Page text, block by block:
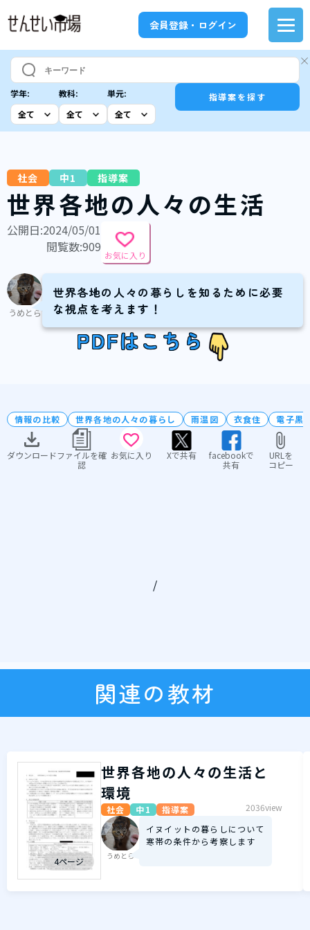
会員登録・ログイン
学年: 教科: 単元: 指導案を探す
社会 中1 指導案
世界各地の人々の生活
公開日:2024/05/01
閲覧数:909
お気に入り
うめとら
世界各地の人々の暮らしを知るために必要
な視点を考えます！
PDFはこちら
情報の比較 世界各地の人々の暮らし 雨温図 衣食住 電子黒
ダウンロードファイルを確
認
お気に入り Xで共有
facebookで
共有
URLを
コピー
/
関連の教材
4ページ
世界各地の人々の生活と
環境
社会 中1 指導案 2036view
うめとら
イヌイットの暮らしについて
寒帯の条件から考察します